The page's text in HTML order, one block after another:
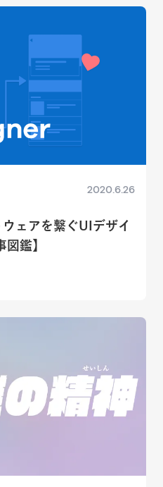
2020.6.26
ェアを繋ぐUIデザイ
鑑】